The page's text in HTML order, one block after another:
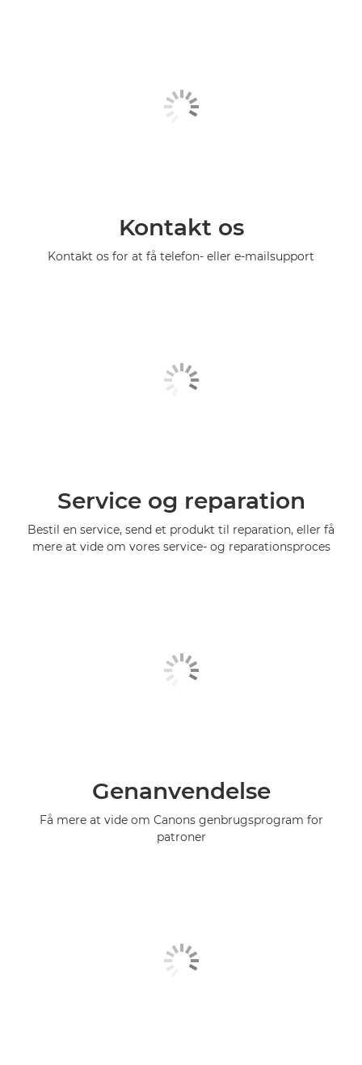
Kontakt os
Kontakt os for at få telefon- eller e-mailsupport
Service og reparation
Bestil en service, send et produkt til reparation, eller få
mere at vide om vores service- og reparationsproces
Genanvendelse
Få mere at vide om Canons genbrugsprogram for
patroner